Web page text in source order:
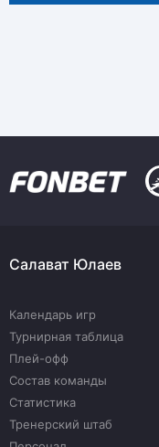
Салават Юлаев
Календарь игр
Турнирная таблица
Плей-офф
Состав команды
Статистика
Тренерский штаб